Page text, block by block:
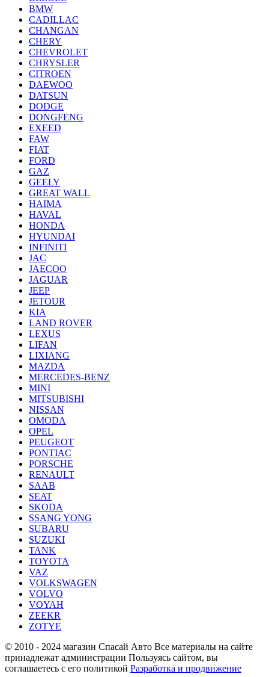
BMW
CADILLAC
CHANGAN
CHERY
CHEVROLET
CHRYSLER
CITROEN
DAEWOO
DATSUN
DODGE
DONGFENG
EXEED
FAW
FIAT
FORD
GAZ
GEELY
GREAT WALL
HAIMA
HAVAL
HONDA
HYUNDAI
INFINITI
JAC
JAECOO
JAGUAR
JEEP
JETOUR
KIA
LAND ROVER
LEXUS
LIFAN
LIXIANG
MAZDA
MERCEDES-BENZ
MINI
MITSUBISHI
NISSAN
OMODA
OPEL
PEUGEOT
PONTIAC
PORSCHE
RENAULT
SAAB
SEAT
SKODA
SSANG YONG
SUBARU
SUZUKI
TANK
TOYOTA
VAZ
VOLKSWAGEN
VOLVO
VOYAH
ZEEKR
ZOTYE
© 2010 - 2024 магазин Спасай Авто Все материалы на сайте
принадлежат администрации Пользуясь сайтом, вы
соглашаетесь с его политикой Разработка и продвижение